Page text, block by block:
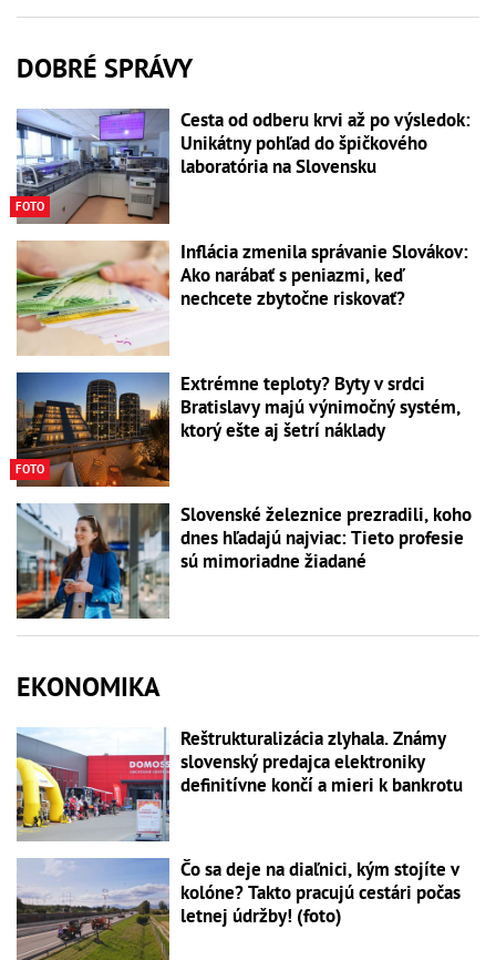
DOBRÉ SPRÁVY
FOTO
Cesta od odberu krvi až po výsledok:
Unikátny pohľad do špičkového
laboratória na Slovensku
Inflácia zmenila správanie Slovákov:
Ako narábať s peniazmi, keď
nechcete zbytočne riskovať?
FOTO
Extrémne teploty? Byty v srdci
Bratislavy majú výnimočný systém,
ktorý ešte aj šetrí náklady
Slovenské železnice prezradili, koho
dnes hľadajú najviac: Tieto profesie
sú mimoriadne žiadané
EKONOMIKA
Reštrukturalizácia zlyhala. Známy
slovenský predajca elektroniky
definitívne končí a mieri k bankrotu
Čo sa deje na diaľnici, kým stojíte v
kolóne? Takto pracujú cestári počas
letnej údržby! (foto)